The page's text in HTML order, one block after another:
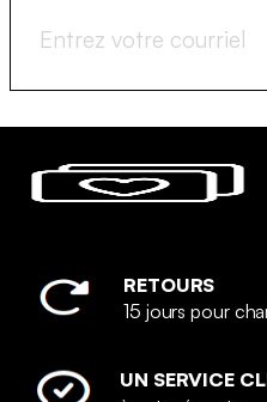
RETOURS
15 jours pour
UN SERVICE